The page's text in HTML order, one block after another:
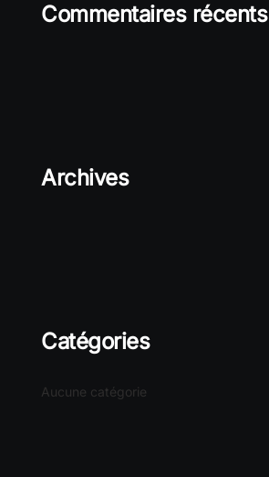
Commentaires récents
Archives
Catégories
Aucune catégorie